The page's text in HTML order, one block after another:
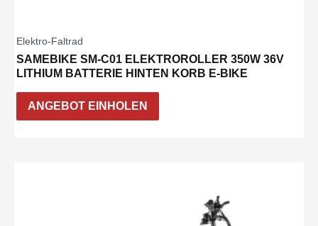
Elektro-Faltrad
SAMEBIKE SM-C01 ELEKTROROLLER 350W 36V
LITHIUM BATTERIE HINTEN KORB E-BIKE
ANGEBOT EINHOLEN